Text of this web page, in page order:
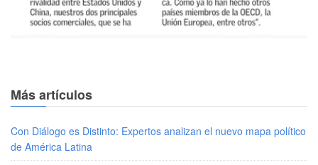
Más artículos
Con Diálogo es Distinto: Expertos analizan el nuevo mapa político
de América Latina